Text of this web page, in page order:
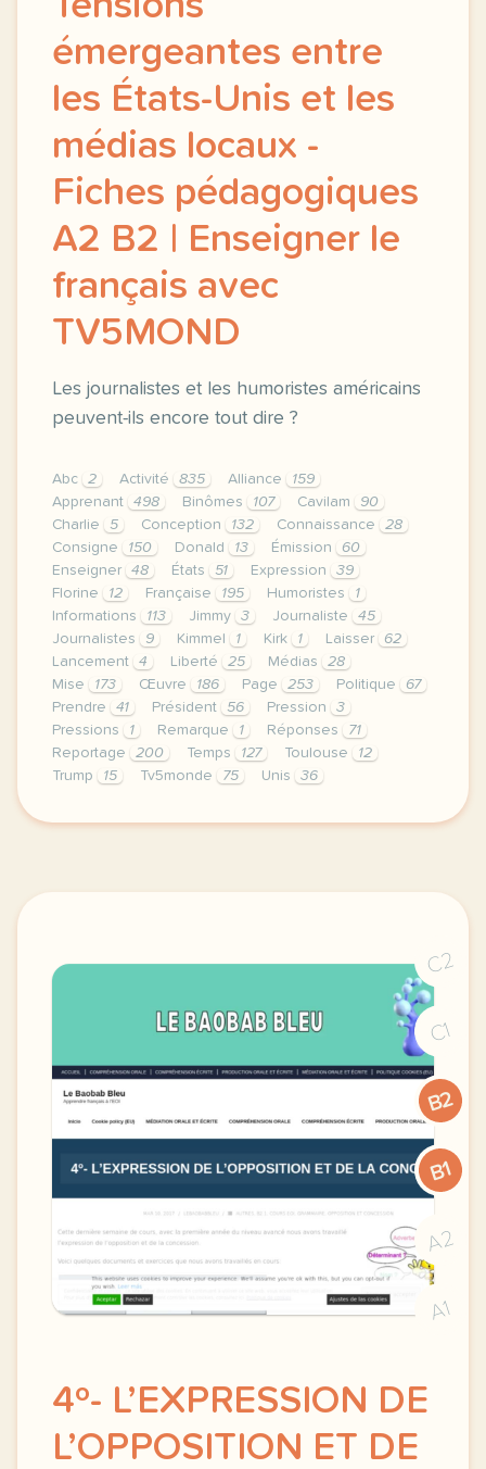
émergeantes entre
les États-Unis et les
médias locaux -
Fiches pédagogiques
A2 B2 | Enseigner le
français avec
TV5MOND
Les journalistes et les humoristes américains
peuvent-ils encore tout dire ?
Abc 2 Activité 835 Alliance
159
Apprenant
498 Binômes 107 Cavilam
90
Charlie
5 Conception 132 Connaissance
28
Consigne
150 Donald 13 Émission
60
Enseigner
48 États 51 Expression
39
Florine
12 Française 195 Humoristes
1
Informations
113 Jimmy 3 Journaliste
45
Journalistes
9 Kimmel 1 Kirk 1 Laisser
62
Lancement
4 Liberté 25 Médias
28
Mise
173 Œuvre 186 Page 253 Politique
67
Prendre
41 Président 56 Pression
3
Pressions
1 Remarque 1 Réponses
71
Reportage
200 Temps 127 Toulouse
12
Trump
15 Tv5monde 75 Unis 36
le respect de votre vie privee est une priorite
C2
C1
B2
B1
A2
A1
4º- L’EXPRESSION DE
L’OPPOSITION ET DE